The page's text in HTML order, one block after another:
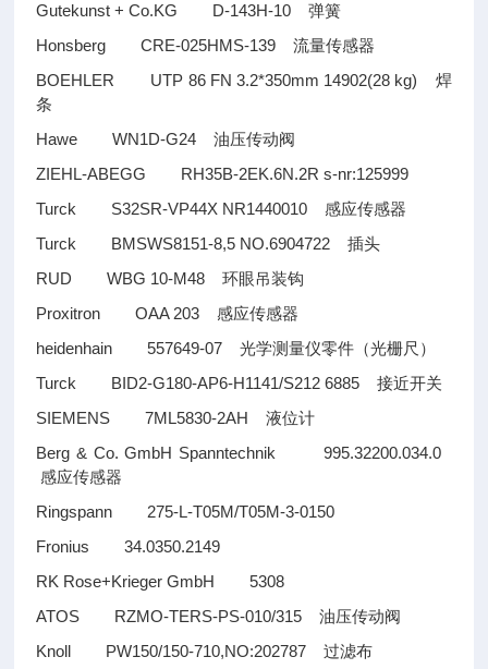
Gutekunst + Co.KG D-143H-10弹簧
Honsberg CRE-025HMS-139流量传感器
BOEHLER UTP 86 FN 3.2*350mm 14902(28 kg) 焊
条
Hawe WN1D-G24油压传动阀
ZIEHL-ABEGG RH35B-2EK.6N.2R s-nr:125999
Turck S32SR-VP44X NR1440010感应传感器
Turck BMSWS8151-8,5 NO.6904722插头
RUD WBG 10-M48环眼吊装钩
Proxitron OAA 203感应传感器
heidenhain 557649-07光学测量仪零件（光栅尺）
Turck BID2-G180-AP6-H1141/S212 6885接近开关
SIEMENS 7ML5830-2AH液位计
Berg & Co. GmbH Spanntechnik 995.32200.034.0
感应传感器
Ringspann 275-L-T05M/T05M-3-0150
Fronius 34.0350.2149
RK Rose+Krieger GmbH 5308
ATOS RZMO-TERS-PS-010/315油压传动阀
Knoll PW150/150-710,NO:202787过滤布